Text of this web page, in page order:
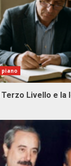
piano
Terzo Livello e la